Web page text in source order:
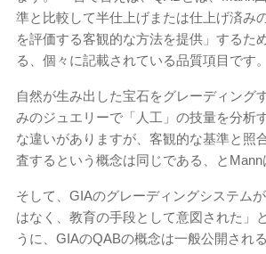
準と比較して半仕上げまたは仕上げ済み
を評価する客観的な方法を提供」するた
る、個々に記載されている品質項目です。
自然が生み出した宝石をグレーディング
みのジュエリーで「人工」の技量を分析
な違いがありますが、客観的な基準と照
査するという概念は同じである、とMann
そして、GIAのグレーディングシステム
はなく、教育の手段として意図された」
うに、GIAのQABの概念は一般公開され